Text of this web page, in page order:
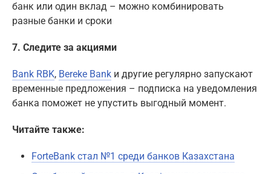
банк или один вклад – можно комбинировать
разные банки и сроки
7. Следите за акциями
Bank RBK, Bereke Bank и другие регулярно запускают
временные предложения – подписка на уведомления
банка поможет не упустить выгодный момент.
Читайте также:
ForteBank стал №1 среди банков Казахстана